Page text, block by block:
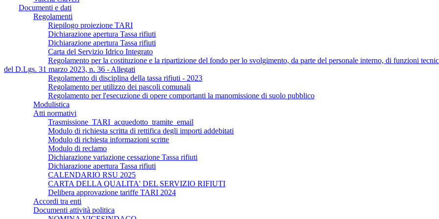
Documenti e dati
Regolamenti
Riepilogo proiezione TARI
Dichiarazione apertura Tassa rifiuti
Dichiarazione apertura Tassa rifiuti
Carta del Servizio Idrico Integrato
Regolamento per la costituzione e la ripartizione del fondo per lo svolgimento, da parte del personale interno, di funzioni
del D.Lgs. 31 marzo 2023, n. 36 - Allegati
Regolamento di disciplina della tassa rifiuti - 2023
Regolamento per utilizzo dei pascoli comunali
Regolamento per l'esecuzione di opere comportanti la manomissione di suolo pubblico
Modulistica
Atti normativi
Trasmissione_TARI_acquedotto_tramite_email
Modulo di richiesta scritta di rettifica degli importi addebitati
Modulo di richiesta informazioni scritte
Modulo di reclamo
Dichiarazione variazione cessazione Tassa rifiuti
Dichiarazione apertura Tassa rifiuti
CALENDARIO RSU 2025
CARTA DELLA QUALITA' DEL SERVIZIO RIFIUTI
Delibera approvazione tariffe TARI 2024
Accordi tra enti
Documenti attività politica